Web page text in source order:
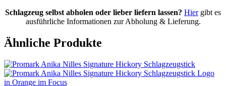
Schlagzeug selbst abholen oder lieber liefern lassen? Hiergibt es
ausführliche Informationen zur Abholung & Lieferung.
Ähnliche Produkte